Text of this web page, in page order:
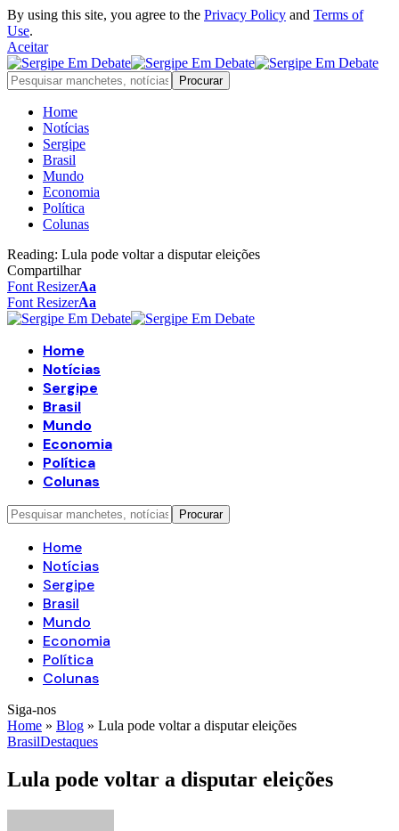
By using this site, you agree to the Privacy Policy and Terms of
Use.
Aceitar
Home
Notícias
Sergipe
Brasil
Mundo
Economia
Política
Colunas
Reading: Lula pode voltar a disputar eleições
Compartilhar
Font ResizerAa
Font ResizerAa
Home
Notícias
Sergipe
Brasil
Mundo
Economia
Política
Colunas
Home
Notícias
Sergipe
Brasil
Mundo
Economia
Política
Colunas
Siga-nos
Home » Blog » Lula pode voltar a disputar eleições
BrasilDestaques
Lula pode voltar a disputar eleições